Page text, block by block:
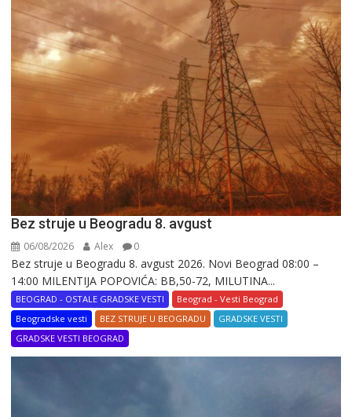
Bez struje u Beogradu 8. avgust
06/08/2026 Alex 0
Bez struje u Beogradu 8. avgust 2026. Novi Beograd 08:00 –
14:00 MILENTIJA POPOVIĆA: BB,50-72, MILUTINA...
BEOGRAD - OSTALE GRADSKE VESTI
Beograd - Vesti Beograd
Beogradske vesti
BEZ STRUJE U BEOGRADU
GRADSKE VESTI
GRADSKE VESTI BEOGRAD